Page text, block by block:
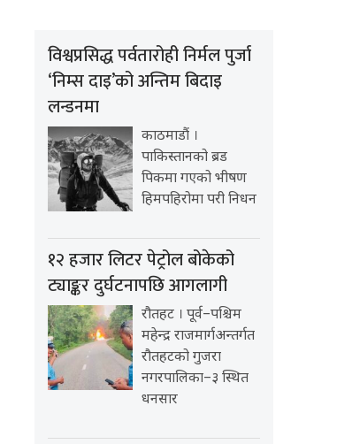
विश्वप्रसिद्ध पर्वतारोही निर्मल पुर्जा
‘निम्स दाइ’को अन्तिम बिदाइ
लन्डनमा
काठमाडौं ।
पाकिस्तानको ब्रड
पिकमा गएको भीषण
हिमपहिरोमा परी निधन
१२ हजार लिटर पेट्रोल बोकेको
ट्याङ्कर दुर्घटनापछि आगलागी
रौतहट । पूर्व–पश्चिम
महेन्द्र राजमार्गअन्तर्गत
रौतहटको गुजरा
नगरपालिका–३ स्थित
धनसार